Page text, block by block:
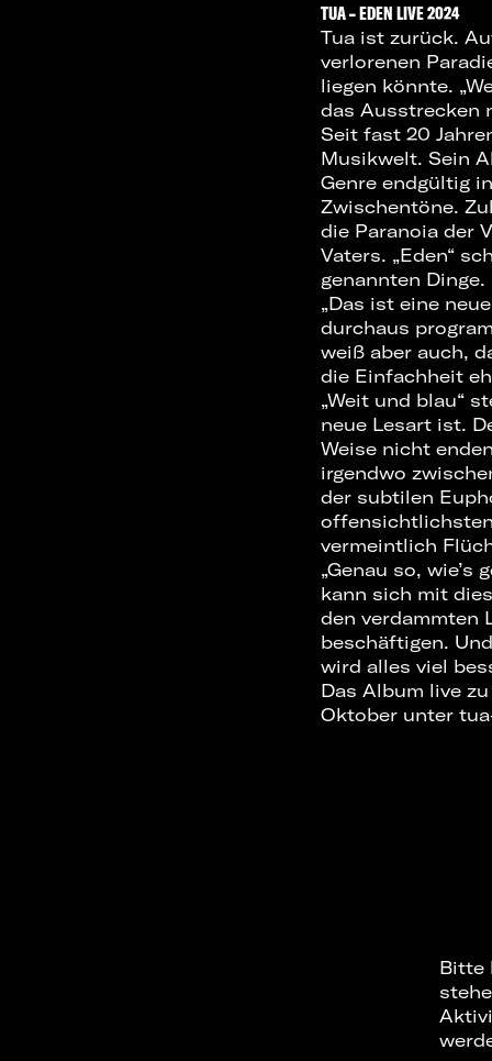
TUA – EDEN LIVE 2024
Tua ist zurück.
verlorenen
liegen könnte.
das Ausstrecken
Seit fast 20
Musikwelt. Sein
Genre endgültig
Zwischentöne.
die Paranoia der
Vaters. „Eden“
genannten
„Das ist eine
durchaus
weiß aber auch,
die Einfachheit
„Weit und blau“
neue Lesart ist.
Weise nicht
irgendwo
der subtilen
offensichtlichsten
vermeintlich
„Genau so,
kann sich mit
den verdammten
beschäftigen.
wird alles viel
Das Album live
Oktober unter
Bitte